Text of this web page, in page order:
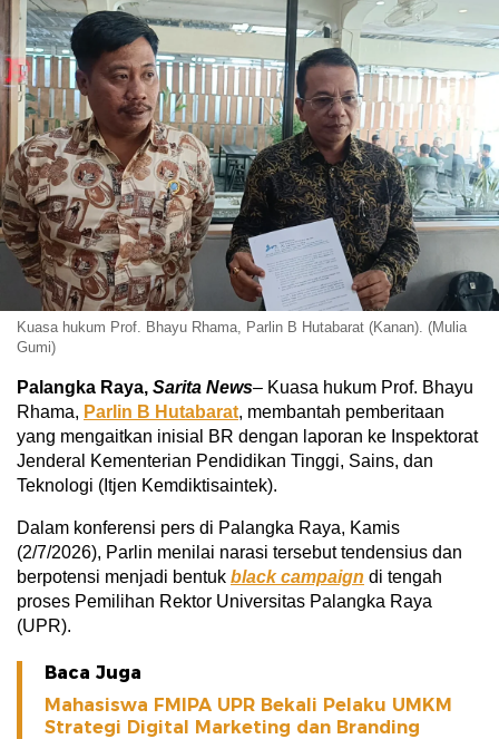
Kuasa hukum Prof. Bhayu Rhama, Parlin B Hutabarat (Kanan). (Mulia
Gumi)
Palangka Raya, Sarita News– Kuasa hukum Prof. Bhayu
Rhama, Parlin B Hutabarat, membantah pemberitaan
yang mengaitkan inisial BR dengan laporan ke Inspektorat
Jenderal Kementerian Pendidikan Tinggi, Sains, dan
Teknologi (Itjen Kemdiktisaintek).
Dalam konferensi pers di Palangka Raya, Kamis
(2/7/2026), Parlin menilai narasi tersebut tendensius dan
berpotensi menjadi bentuk black campaign di tengah
proses Pemilihan Rektor Universitas Palangka Raya
(UPR).
Baca Juga
Mahasiswa FMIPA UPR Bekali Pelaku UMKM
Strategi Digital Marketing dan Branding